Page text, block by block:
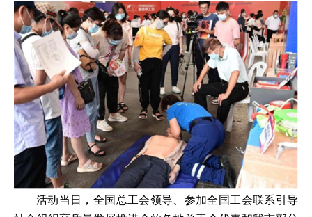
活动当日，全国总工会领导、参加全国工会联系引导